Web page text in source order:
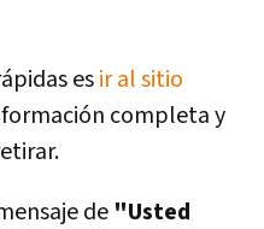
esir al sitio
completa y
de "Usted